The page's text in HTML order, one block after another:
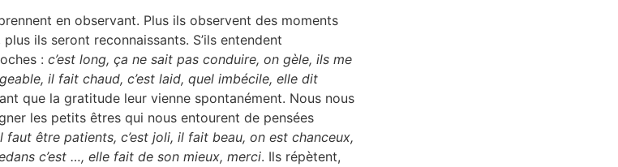
en observant. Plus ils observent des moments
ils seront reconnaissants. S’ils entendent
: c’est long, ça ne sait pas conduire, on gèle, ils me
il fait chaud, c’est laid, quel imbécile, elle dit
que la gratitude leur vienne spontanément. Nous nous
les petits êtres qui nous entourent de pensées
faut être patients, c’est joli, il fait beau, on est chanceux,
c’est …, elle fait de son mieux, merci. Ils répètent,